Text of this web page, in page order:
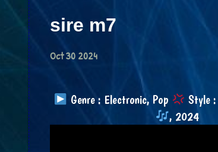
sire m7
Oct30 2024
Genre : Electronic, Pop
Style
, 2024